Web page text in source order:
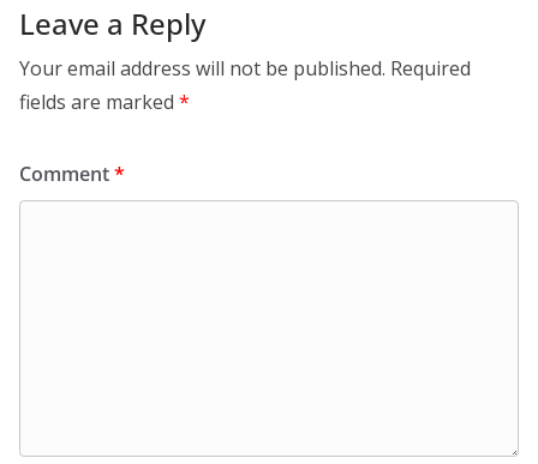
Leave a Reply
Your email address will not be published. Required
fields are marked *
Comment*